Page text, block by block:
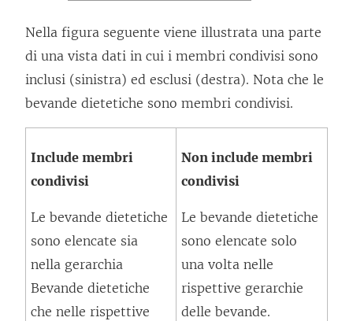
Nella figura seguente viene illustrata una parte
di una vista dati in cui i membri condivisi sono
inclusi (sinistra) ed esclusi (destra). Nota che le
bevande dietetiche sono membri condivisi.
Include membri
condivisi
Le bevande dietetiche
sono elencate sia
nella gerarchia
Bevande dietetiche
che nelle rispettive
Non include membri
condivisi
Le bevande dietetiche
sono elencate solo
una volta nelle
rispettive gerarchie
delle bevande.